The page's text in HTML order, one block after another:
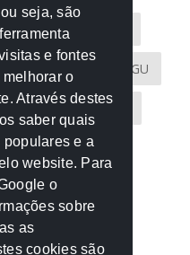
AMM
MT CGU
MT MPE-MT
PGE-MT PGR
seja, são
e fontes
o
Através destes
saber quais
e a
website. Para
o
sobre
as
cookies são